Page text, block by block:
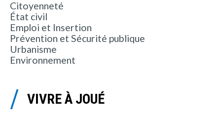
Citoyenneté
État civil
Emploi et Insertion
Prévention et Sécurité publique
Urbanisme
Environnement
VIVRE À JOUÉ